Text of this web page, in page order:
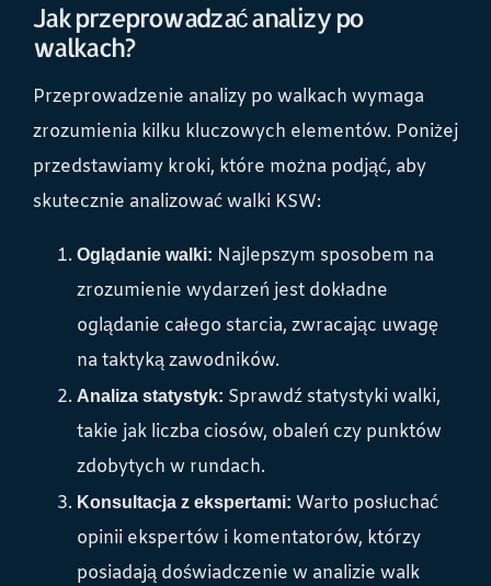
Jak przeprowadzać analizy po
walkach?
Przeprowadzenie analizy po walkach wymaga
zrozumienia kilku kluczowych elementów. Poniżej
przedstawiamy kroki, które można podjąć, aby
skutecznie analizować walki KSW:
Oglądanie walki: Najlepszym sposobem na
zrozumienie wydarzeń jest dokładne
oglądanie całego starcia, zwracając uwagę
na taktyką zawodników.
Analiza statystyk: Sprawdź statystyki walki,
takie jak liczba ciosów, obaleń czy punktów
zdobytych w rundach.
Konsultacja z ekspertami: Warto posłuchać
opinii ekspertów i komentatorów, którzy
posiadają doświadczenie w analizie walk